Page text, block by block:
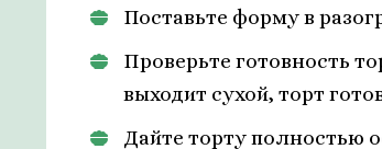
Поставьте форму в
Проверьте готовность
выходит сухой, торт
Дайте торту полностью